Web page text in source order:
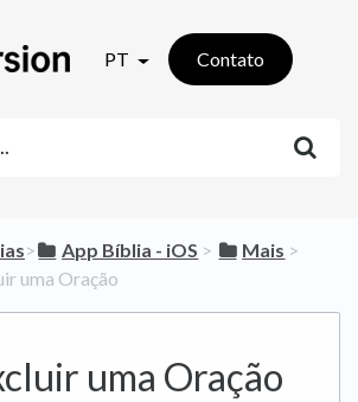
PT Contato
​>​ ​App Bíblia - iOS ​ > ​ ​Mais ​ > ​
uma Oração
uma Oração